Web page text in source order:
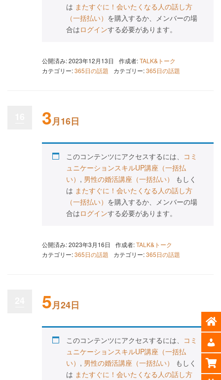
は またすぐに！会いたくなる人の話し方
（一括払い） を購入するか、メンバーの場
合はログインする必要があります。
公開済み: 2023年12月13日 作成者:TALK&トーク
カテゴリー:365日の話題 カテゴリー:365日の話題
3月16日
このコンテンツにアクセスするには、 コミ
ュニケーションスキルUP講座（一括払
い） , 男性の婚活講座（一括払い）
もしく
は またすぐに！会いたくなる人の話し方
（一括払い） を購入するか、メンバーの場
合はログインする必要があります。
公開済み: 2023年3月16日 作成者:TALK&トーク
カテゴリー:365日の話題 カテゴリー:365日の話題
5月24日
このコンテンツにアクセスするには、 コミ
ュニケーションスキルUP講座（一括払
い） , 男性の婚活講座（一括払い）
もしく
は またすぐに！会いたくなる人の話し方